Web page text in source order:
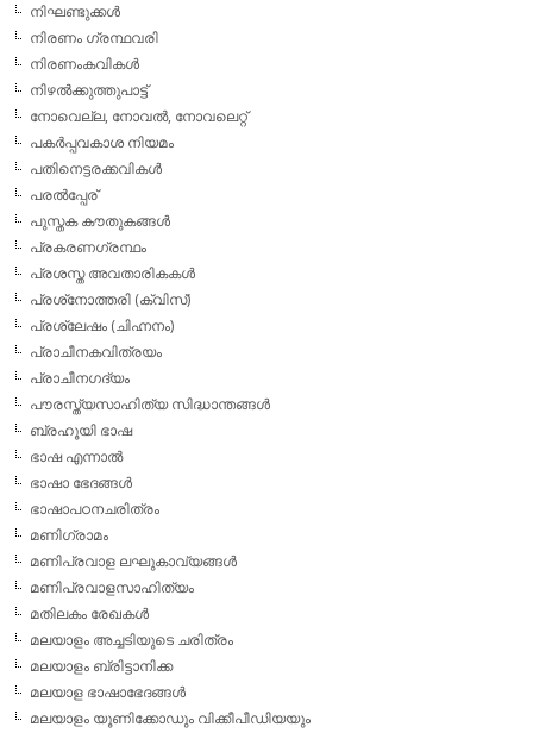
നിഘണ്ടുക്കള്‍
നിരണം ഗ്രന്ഥവരി
നിരണംകവികള്‍
നിഴല്‍ക്കുത്തുപാട്ട്
നോവെല്ല, നോവല്‍, നോവലെറ്റ്
പകര്‍പ്പവകാശ നിയമം
പതിനെട്ടരക്കവികള്‍
പരല്‍പ്പേര്
പുസ്തക കൗതുകങ്ങള്‍
പ്രകരണഗ്രന്ഥം
പ്രശസ്ത അവതാരികകള്‍
പ്രശ്‌നോത്തരി (ക്വിസ്)
പ്രശ്ലേഷം (ചിഹ്നനം)
പ്രാചീനകവിത്രയം
പ്രാചീനഗദ്യം
പൗരസ്ത്യസാഹിത്യ സിദ്ധാന്തങ്ങള്‍
ബ്രഹൂയി ഭാഷ
ഭാഷ എന്നാല്‍
ഭാഷാ ഭേദങ്ങള്‍
ഭാഷാപഠനചരിത്രം
മണിഗ്രാമം
മണിപ്രവാള ലഘുകാവ്യങ്ങള്‍
മണിപ്രവാളസാഹിത്യം
മതിലകം രേഖകള്‍
മലയാളം അച്ചടിയുടെ ചരിത്രം
മലയാളം ബ്രിട്ടാനിക്ക
മലയാള ഭാഷാഭേദങ്ങള്‍
മലയാളം യൂണിക്കോഡും വിക്കീപീഡിയയും